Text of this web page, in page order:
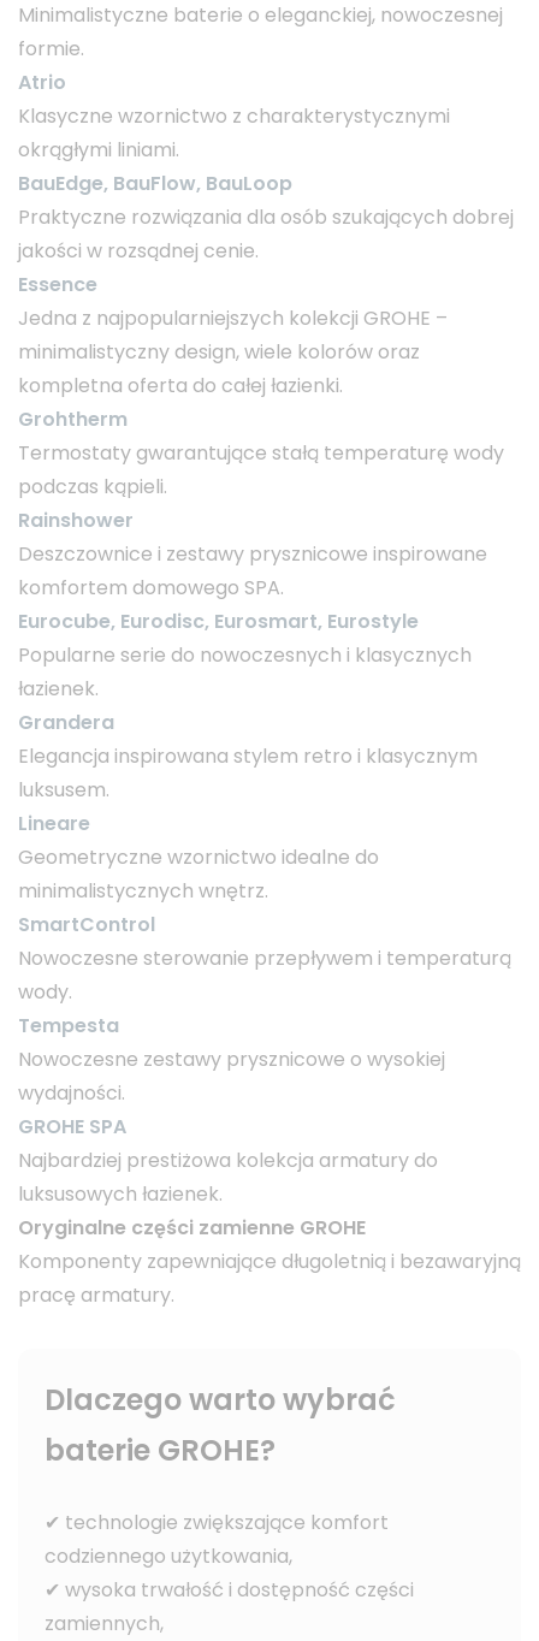
Minimalistyczne baterie o eleganckiej, nowoczesnej
formie.
Atrio
Klasyczne wzornictwo z charakterystycznymi
okrągłymi liniami.
BauEdge, BauFlow, BauLoop
Praktyczne rozwiązania dla osób szukających dobrej
jakości w rozsądnej cenie.
Essence
Jedna z najpopularniejszych kolekcji GROHE –
minimalistyczny design, wiele kolorów oraz
kompletna oferta do całej łazienki.
Grohtherm
Termostaty gwarantujące stałą temperaturę wody
podczas kąpieli.
Rainshower
Deszczownice i zestawy prysznicowe inspirowane
komfortem domowego SPA.
Eurocube, Eurodisc, Eurosmart, Eurostyle
Popularne serie do nowoczesnych i klasycznych
łazienek.
Grandera
Elegancja inspirowana stylem retro i klasycznym
luksusem.
Lineare
Geometryczne wzornictwo idealne do
minimalistycznych wnętrz.
SmartControl
Nowoczesne sterowanie przepływem i temperaturą
wody.
Tempesta
Nowoczesne zestawy prysznicowe o wysokiej
wydajności.
GROHE SPA
Najbardziej prestiżowa kolekcja armatury do
luksusowych łazienek.
Oryginalne części zamienne GROHE
Komponenty zapewniające długoletnią i bezawaryjną
pracę armatury.
Dlaczego warto wybrać
baterie GROHE?
✔ technologie zwiększające komfort
codziennego użytkowania,
✔ wysoka trwałość i dostępność części
zamiennych,